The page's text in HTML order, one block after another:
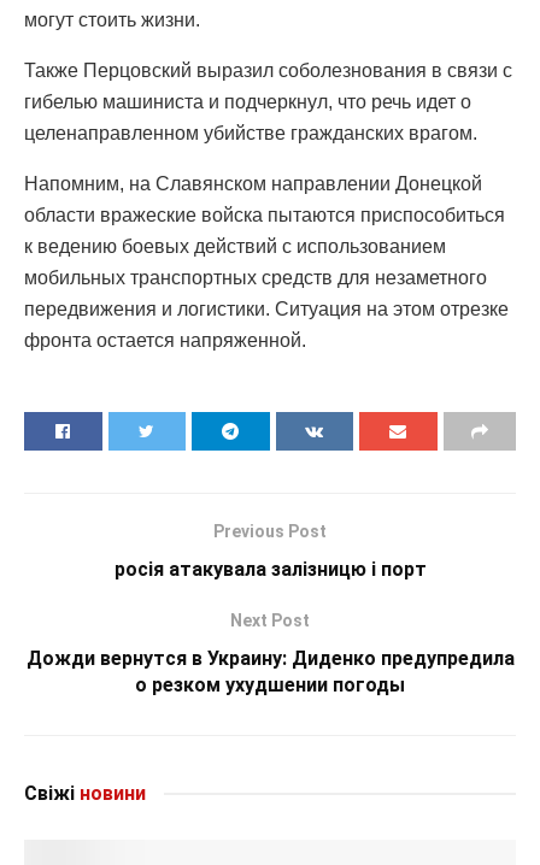
могут стоить жизни.
Также Перцовский выразил соболезнования в связи с
гибелью машиниста и подчеркнул, что речь идет о
целенаправленном убийстве гражданских врагом.
Напомним, на Славянском направлении Донецкой
области вражеские войска пытаются приспособиться
к ведению боевых действий с использованием
мобильных транспортных средств для незаметного
передвижения и логистики. Ситуация на этом отрезке
фронта остается напряженной.
Previous Post
росія атакувала залізницю і порт
Next Post
Дожди вернутся в Украину: Диденко предупредила
о резком ухудшении погоды
Свіжі новини